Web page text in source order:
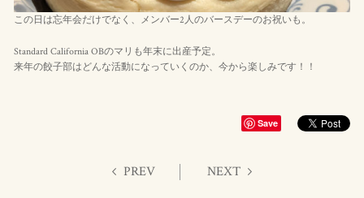
この日は忘年会だけでなく、メンバー2人のバースデーのお祝いも。
Standard California OBのマリも年末に出産予定。
来年の餃子部はどんな活動になっていくのか、今から楽しみです！！
Save
PREV NEXT